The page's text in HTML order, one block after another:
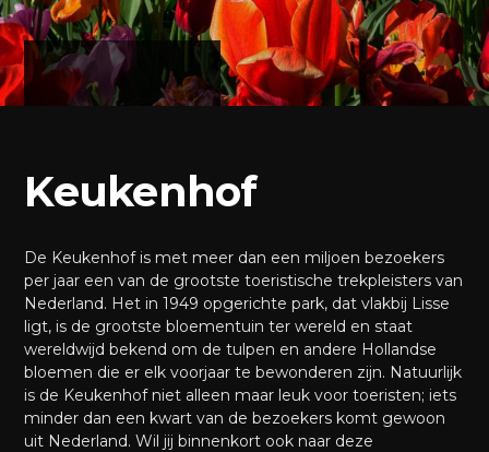
Keukenhof
De Keukenhof is met meer dan een miljoen bezoekers
per jaar een van de grootste toeristische trekpleisters van
Nederland. Het in 1949 opgerichte park, dat vlakbij Lisse
ligt, is de grootste bloementuin ter wereld en staat
wereldwijd bekend om de tulpen en andere Hollandse
bloemen die er elk voorjaar te bewonderen zijn. Natuurlijk
is de Keukenhof niet alleen maar leuk voor toeristen; iets
minder dan een kwart van de bezoekers komt gewoon
uit Nederland. Wil jij binnenkort ook naar deze